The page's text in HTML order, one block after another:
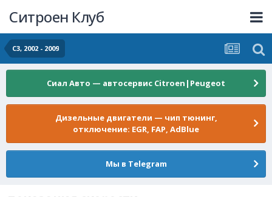
Ситроен Клуб
C3, 2002 - 2009
Сиал Авто — автосервис Citroen|Peugeot
Дизельные двигатели — чип тюнинг,
отключение: EGR, FAP, AdBlue
Мы в Telegram